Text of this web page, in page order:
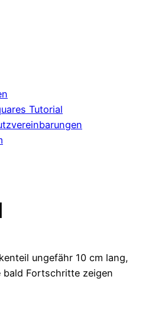
Tutorial
ungefähr 10 cm lang,
bald Fortschritte zeigen